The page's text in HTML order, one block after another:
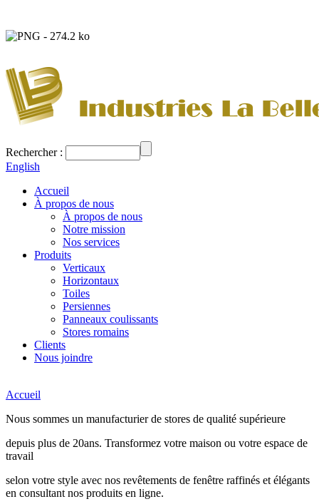
Rechercher :
English
Accueil
À propos de nous
À propos de nous
Notre mission
Nos services
Produits
Verticaux
Horizontaux
Toiles
Persiennes
Panneaux coulissants
Stores romains
Clients
Nous joindre
Accueil
Nous sommes un manufacturier de stores de qualité supérieure
depuis plus de 20ans. Transformez votre maison ou votre espace de
travail
selon votre style avec nos revêtements de fenêtre raffinés et élégants
en consultant nos produits en ligne.